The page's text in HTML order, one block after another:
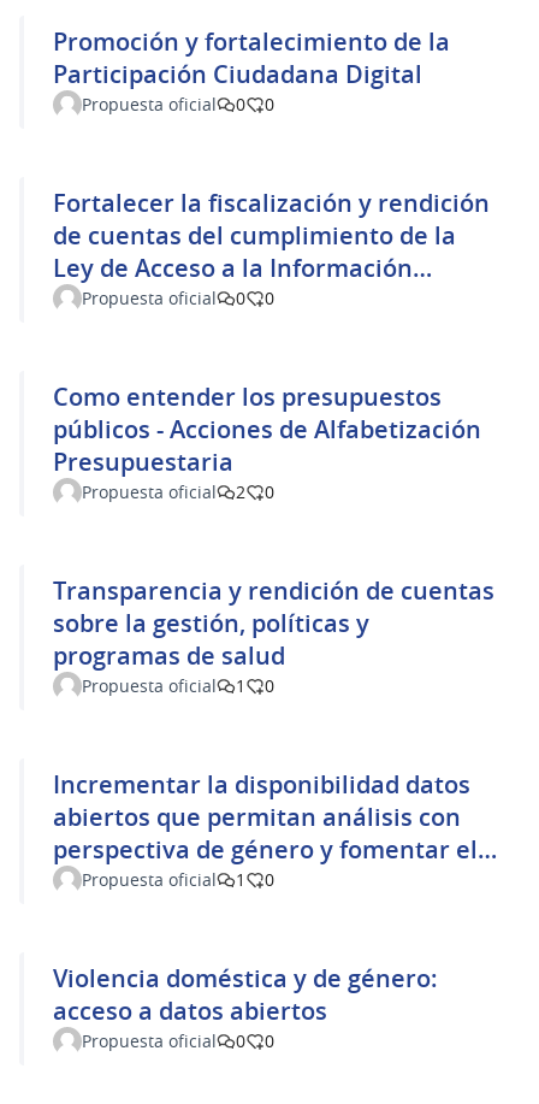
Promoción y fortalecimiento de la
Participación Ciudadana Digital
Propuesta oficial 0 0
Fortalecer la fiscalización y rendición
de cuentas del cumplimiento de la
Ley de Acceso a la Información
Pública
Propuesta oficial 0 0
Como entender los presupuestos
públicos - Acciones de Alfabetización
Presupuestaria
Propuesta oficial 2 0
Transparencia y rendición de cuentas
sobre la gestión, políticas y
programas de salud
Propuesta oficial 1 0
Incrementar la disponibilidad datos
abiertos que permitan análisis con
perspectiva de género y fomentar el
proyecto “Mujeres con calle”
Propuesta oficial 1 0
Violencia doméstica y de género:
acceso a datos abiertos
Propuesta oficial 0 0